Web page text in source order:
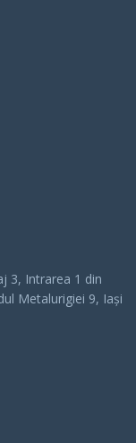
3, Intrarea 1 din
Metalurigiei 9, Iași